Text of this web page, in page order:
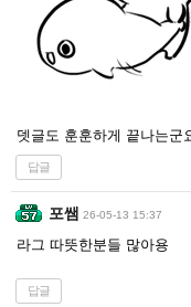
뎃글도 훈훈하게 끝나는군
답글
포쌤 26-05-13 15:37
라그 따뜻한분들 많아용
답글